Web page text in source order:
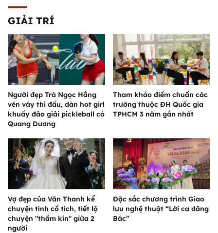
GIẢI TRÍ
Người đẹp Trà Ngọc Hằng
vén váy thi đấu, dàn hot girl
khuấy đảo giải pickleball có
Quang Dương
Tham khảo điểm chuẩn các
trường thuộc ĐH Quốc gia
TPHCM 3 năm gần nhất
Vợ đẹp của Văn Thanh kể
chuyện tình cổ tích, tiết lộ
chuyện "thầm kín" giữa 2
người
Đặc sắc chương trình Giao
lưu nghệ thuật “Lời ca dâng
Bác”